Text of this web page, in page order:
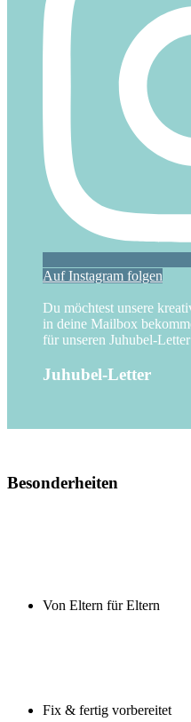
Auf Instagram folgen
Du möchtest unsere
in deine Mailbox
für unseren Juhubel-
Juhubel-Letter
Besonderheiten
Von Eltern für Eltern
Fix & fertig vorbereitet